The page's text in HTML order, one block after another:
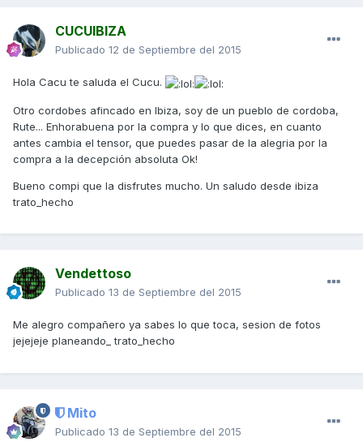
CUCUIBIZA
Publicado 12 de Septiembre del 2015
Hola Cacu te saluda el Cucu.
Otro cordobes afincado en Ibiza, soy de un pueblo de cordoba,
Rute... Enhorabuena por la compra y lo que dices, en cuanto
antes cambia el tensor, que puedes pasar de la alegria por la
compra a la decepción absoluta Ok!
Bueno compi que la disfrutes mucho. Un saludo desde ibiza
trato_hecho
Vendettoso
Publicado 13 de Septiembre del 2015
Me alegro compañero ya sabes lo que toca, sesion de fotos
jejejeje planeando_ trato_hecho
Mito
Publicado 13 de Septiembre del 2015